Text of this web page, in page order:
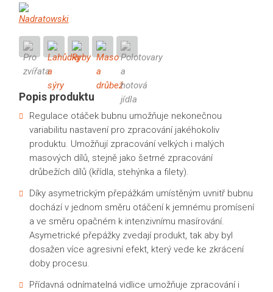
Popis produktu
Regulace otáček bubnu umožňuje nekonečnou
variabilitu nastavení pro zpracování jakéhokoliv
produktu. Umožňují zpracování velkých i malých
masových dílů, stejně jako šetrné zpracování
drůbežích dílů (křídla, stehýnka a filety).
Díky asymetrickým přepážkám umístěným uvnitř bubnu
dochází v jednom směru otáčení k jemnému promísení
a ve směru opačném k intenzivnímu masírování.
Asymetrické přepážky zvedají produkt, tak aby byl
dosažen více agresivní efekt, který vede ke zkrácení
doby procesu.
Přídavná odnímatelná vidlice umožňuje zpracování i